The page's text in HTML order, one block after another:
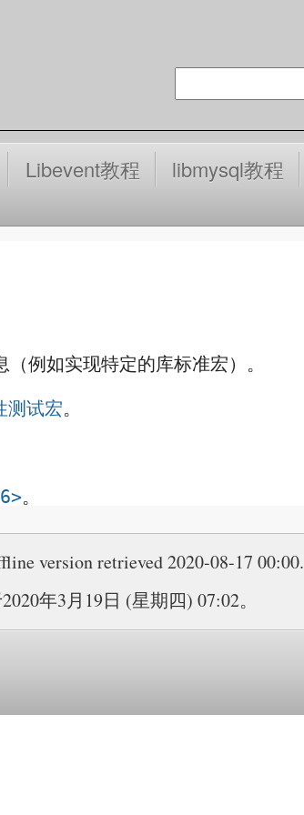
Libevent教程 libmysql教程
例如实现特定的库标准宏）。
测试宏。
。
version retrieved 2020-08-17 00:00.
年3月19日 (星期四) 07:02。